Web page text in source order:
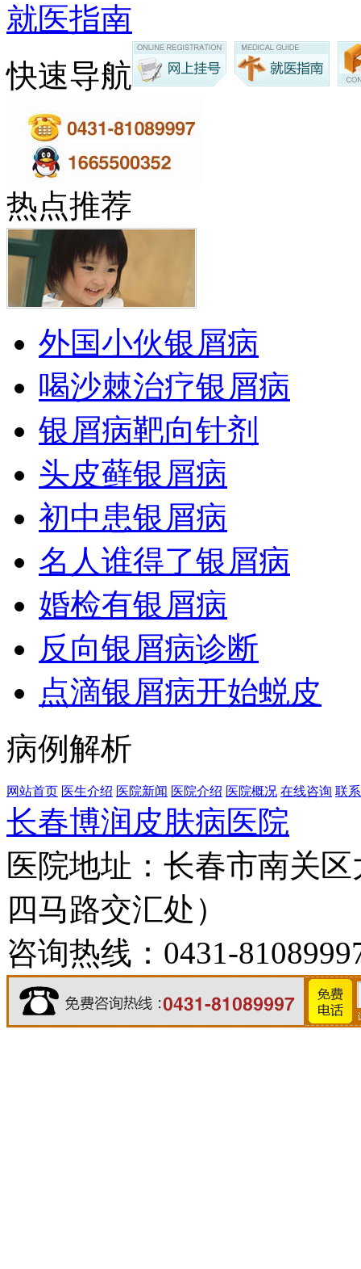
就医指南
快速导航
热点推荐
外国小伙银屑病
喝沙棘治疗银屑病
银屑病靶向针剂
头皮藓银屑病
初中患银屑病
名人谁得了银屑病
婚检有银屑病
反向银屑病诊断
点滴银屑病开始蜕皮
病例解析
网站首页 医生介绍 医院新闻 医院介绍 医院概况 在线咨询 联
长春博润皮肤病医院
医院地址：长春市南关
四马路交汇处）
咨询热线：0431-